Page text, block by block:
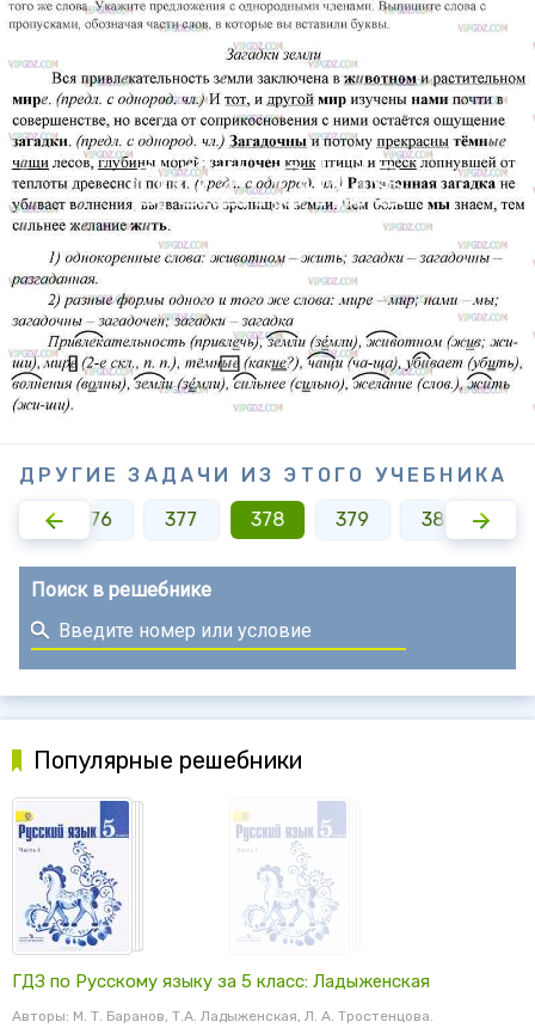
ДРУГИЕ ЗАДАЧИ ИЗ ЭТОГО УЧЕБНИКА
376 377 378 379 380
Поиск в решебнике
Популярные решебники
ГДЗ по Русскому языку за 5 класс: Ладыженская
Авторы: М. Т. Баранов, Т.А. Ладыженская, Л. А. Тростенцова.